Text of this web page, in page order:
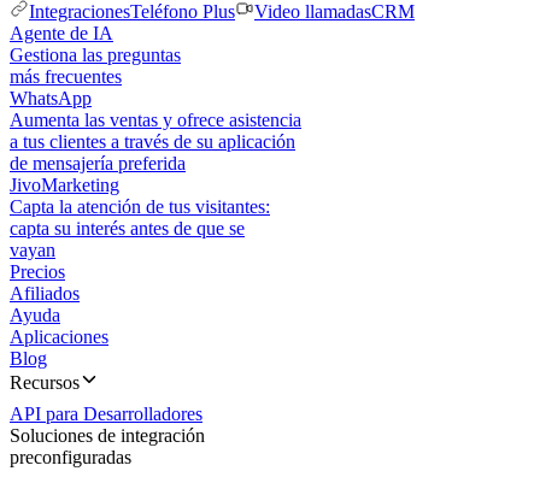
IntegracionesTeléfono Plus Video llamadasCRM
Agente de IA
Gestiona las preguntas
más frecuentes
WhatsApp
Aumenta las ventas y ofrece asistencia
a tus clientes a través de su aplicación
de mensajería preferida
JivoMarketing
Capta la atención de tus visitantes:
capta su interés antes de que se
vayan
Precios
Afiliados
Ayuda
Aplicaciones
Blog
Recursos
API para Desarrolladores
Soluciones de integración
preconfiguradas